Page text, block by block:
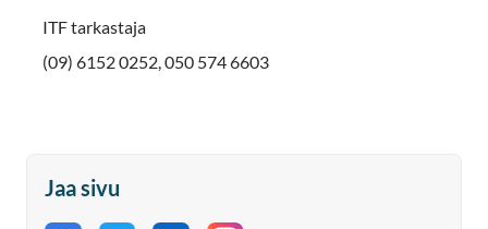
ITF tarkastaja
(09) 6152 0252, 050 574 6603
Jaa sivu